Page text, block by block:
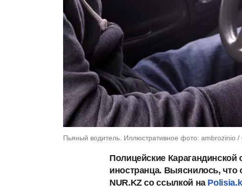
Пьяный водитель. Иллюстративное фото: ambrozinio /
Полицейские Карагандинской
иностранца. Выяснилось, что
NUR.KZ со ссылкой на